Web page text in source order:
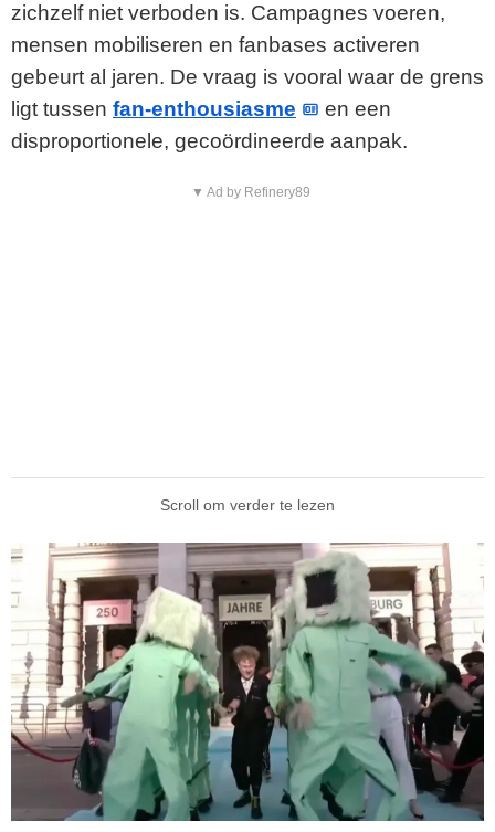
zichzelf niet verboden is. Campagnes voeren,
mensen mobiliseren en fanbases activeren
gebeurt al jaren. De vraag is vooral waar de grens
ligt tussen fan-enthousiasme
en een
disproportionele, gecoördineerde aanpak.
▼ Ad by Refinery89
Scroll om verder te lezen